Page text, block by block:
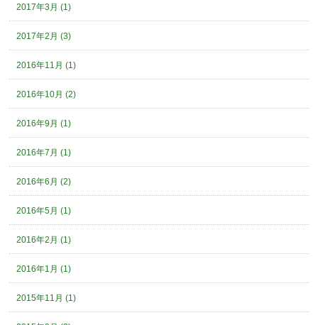
2017年3月 (1)
2017年2月 (3)
2016年11月 (1)
2016年10月 (2)
2016年9月 (1)
2016年7月 (1)
2016年6月 (2)
2016年5月 (1)
2016年2月 (1)
2016年1月 (1)
2015年11月 (1)